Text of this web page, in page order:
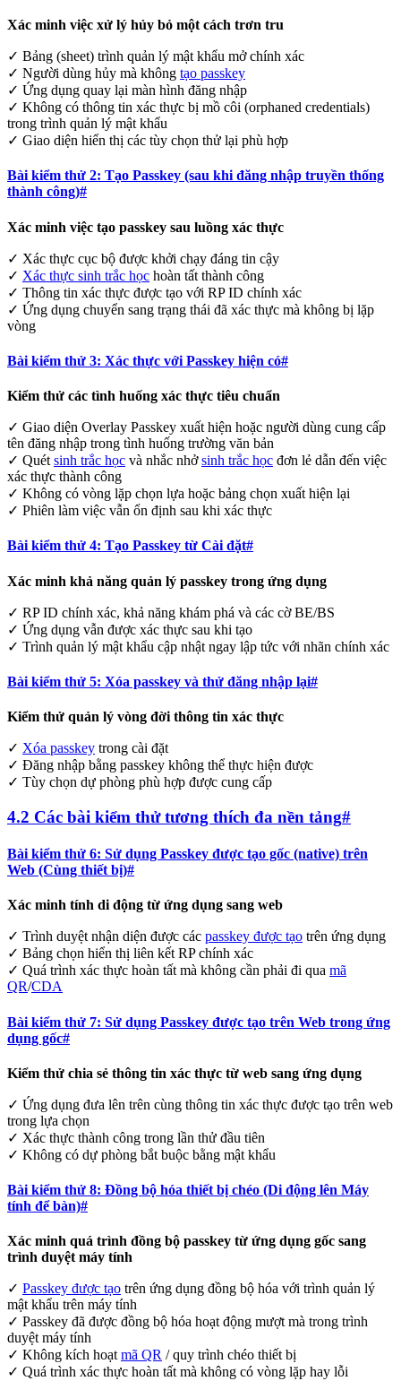
Xác minh việc xử lý hủy bỏ một cách trơn tru
✓ Bảng (sheet) trình quản lý mật khẩu mở chính xác
✓ Người dùng hủy mà không tạo passkey
✓ Ứng dụng quay lại màn hình đăng nhập
✓ Không có thông tin xác thực bị mồ côi (orphaned credentials)
trong trình quản lý mật khẩu
✓ Giao diện hiển thị các tùy chọn thử lại phù hợp
Bài kiểm thử 2: Tạo Passkey (sau khi đăng nhập truyền thống
thành công)#
Xác minh việc tạo passkey sau luồng xác thực
✓ Xác thực cục bộ được khởi chạy đáng tin cậy
✓ Xác thực sinh trắc học hoàn tất thành công
✓ Thông tin xác thực được tạo với RP ID chính xác
✓ Ứng dụng chuyển sang trạng thái đã xác thực mà không bị lặp
vòng
Bài kiểm thử 3: Xác thực với Passkey hiện có#
Kiểm thử các tình huống xác thực tiêu chuẩn
✓ Giao diện Overlay Passkey xuất hiện hoặc người dùng cung cấp
tên đăng nhập trong tình huống trường văn bản
✓ Quét sinh trắc học và nhắc nhởsinh trắc học đơn lẻ dẫn đến việc
xác thực thành công
✓ Không có vòng lặp chọn lựa hoặc bảng chọn xuất hiện lại
✓ Phiên làm việc vẫn ổn định sau khi xác thực
Bài kiểm thử 4: Tạo Passkey từ Cài đặt#
Xác minh khả năng quản lý passkey trong ứng dụng
✓ RP ID chính xác, khả năng khám phá và các cờ BE/BS
✓ Ứng dụng vẫn được xác thực sau khi tạo
✓ Trình quản lý mật khẩu cập nhật ngay lập tức với nhãn chính xác
Bài kiểm thử 5: Xóa passkey và thử đăng nhập lại#
Kiểm thử quản lý vòng đời thông tin xác thực
✓ Xóa passkey trong cài đặt
✓ Đăng nhập bằng passkey không thể thực hiện được
✓ Tùy chọn dự phòng phù hợp được cung cấp
4.2 Các bài kiểm thử tương thích đa nền tảng#
Bài kiểm thử 6: Sử dụng Passkey được tạo gốc (native) trên
Web (Cùng thiết bị)#
Xác minh tính di động từ ứng dụng sang web
✓ Trình duyệt nhận diện được các passkey được tạo trên ứng dụng
✓ Bảng chọn hiển thị liên kết RP chính xác
✓ Quá trình xác thực hoàn tất mà không cần phải đi qua mã
QR/CDA
Bài kiểm thử 7: Sử dụng Passkey được tạo trên Web trong ứng
dụng gốc#
Kiểm thử chia sẻ thông tin xác thực từ web sang ứng dụng
✓ Ứng dụng đưa lên trên cùng thông tin xác thực được tạo trên web
trong lựa chọn
✓ Xác thực thành công trong lần thử đầu tiên
✓ Không có dự phòng bắt buộc bằng mật khẩu
Bài kiểm thử 8: Đồng bộ hóa thiết bị chéo (Di động lên Máy
tính để bàn)#
Xác minh quá trình đồng bộ passkey từ ứng dụng gốc sang
trình duyệt máy tính
✓ Passkey được tạo trên ứng dụng đồng bộ hóa với trình quản lý
mật khẩu trên máy tính
✓ Passkey đã được đồng bộ hóa hoạt động mượt mà trong trình
duyệt máy tính
✓ Không kích hoạtmã QR / quy trình chéo thiết bị
✓ Quá trình xác thực hoàn tất mà không có vòng lặp hay lỗi